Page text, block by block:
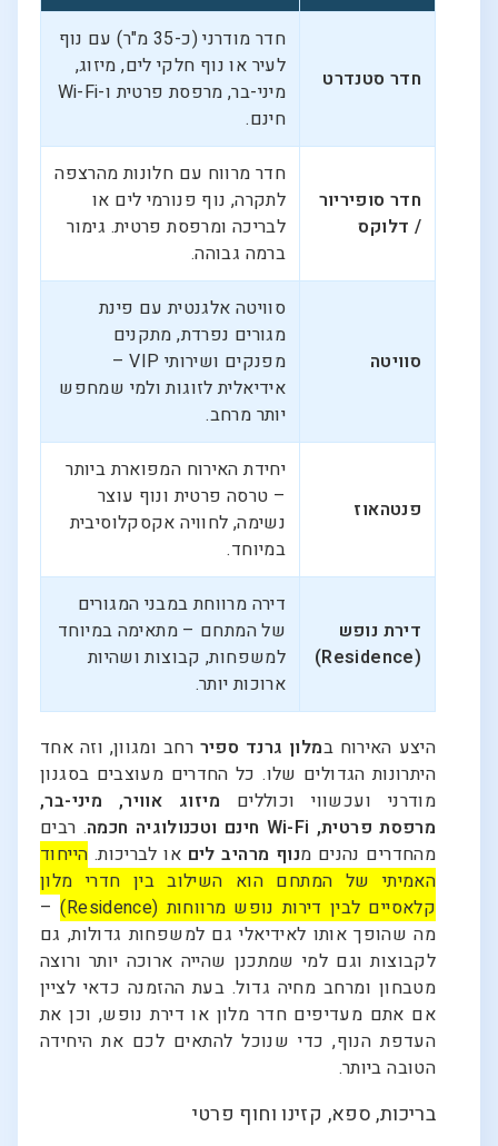
חדר סטנדרט
חדר מודרני (כ-35 מ"ר) עם נוף
לעיר או נוף חלקי לים, מיזוג,
מיני-בר, מרפסת פרטית ו-Wi-Fi
חינם.
חדר סופיריור
/ דלוקס
חדר מרווח עם חלונות מהרצפה
לתקרה, נוף פנורמי לים או
לבריכה ומרפסת פרטית. גימור
ברמה גבוהה.
סוויטה
סוויטה אלגנטית עם פינת
מגורים נפרדת, מתקנים
מפנקים ושירותי VIP –
אידיאלית לזוגות ולמי שמחפש
יותר מרחב.
פנטהאוז
יחידת האירוח המפוארת ביותר
– טרסה פרטית ונוף עוצר
נשימה, לחוויה אקסקלוסיבית
במיוחד.
דירת נופש
(Residence)
דירה מרווחת במבני המגורים
של המתחם – מתאימה במיוחד
למשפחות, קבוצות ושהיות
ארוכות יותר.
היצע האירוח במלון גרנד ספיר רחב ומגוון, וזה אחד
היתרונות הגדולים שלו. כל החדרים מעוצבים בסגנון
מודרני ועכשווי וכוללים מיזוג אוויר, מיני-בר,
מרפסת פרטית, Wi-Fi חינם וטכנולוגיה חכמה
. רבים
מהחדרים נהנים מנוף מרהיב לים או לבריכות. הייחוד
האמיתי של המתחם הוא השילוב בין חדרי מלון
קלאסיים לבין דירות נופש מרווחות (Residence)
–
מה שהופך אותו לאידיאלי גם למשפחות גדולות, גם
לקבוצות וגם למי שמתכנן שהייה ארוכה יותר ורוצה
מטבחון ומרחב מחיה גדול. בעת ההזמנה כדאי לציין
אם אתם מעדיפים חדר מלון או דירת נופש, וכן את
העדפת הנוף, כדי שנוכל להתאים לכם את היחידה
הטובה ביותר.
בריכות, ספא, קזינו וחוף פרטי